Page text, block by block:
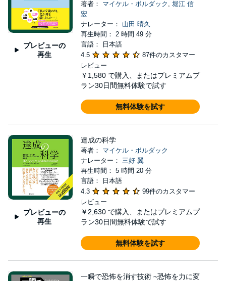
プレビューの
再生
著者： マイケル・ボルダック , 堀江 信
宏
ナレーター： 山田 晴久
再生時間： 2 時間 49 分
言語： 日本語
4.5
87件のカスタマー
レビュー
￥1,580 で購入、またはプレミアムプ
ラン30日間無料体験で試す
無料体験を試す
プレビューの
再生
達成の科学
著者： マイケル・ボルダック
ナレーター： 三好 翼
再生時間： 5 時間 20 分
言語： 日本語
4.3
99件のカスタマー
レビュー
￥2,630 で購入、またはプレミアムプ
ラン30日間無料体験で試す
無料体験を試す
一瞬で恐怖を消す技術 ~恐怖を力に変